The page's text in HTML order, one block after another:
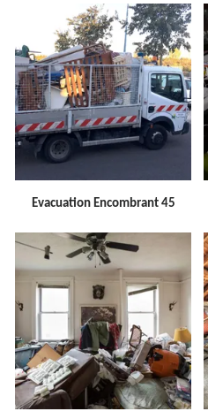
Evacuation Encombrant 45